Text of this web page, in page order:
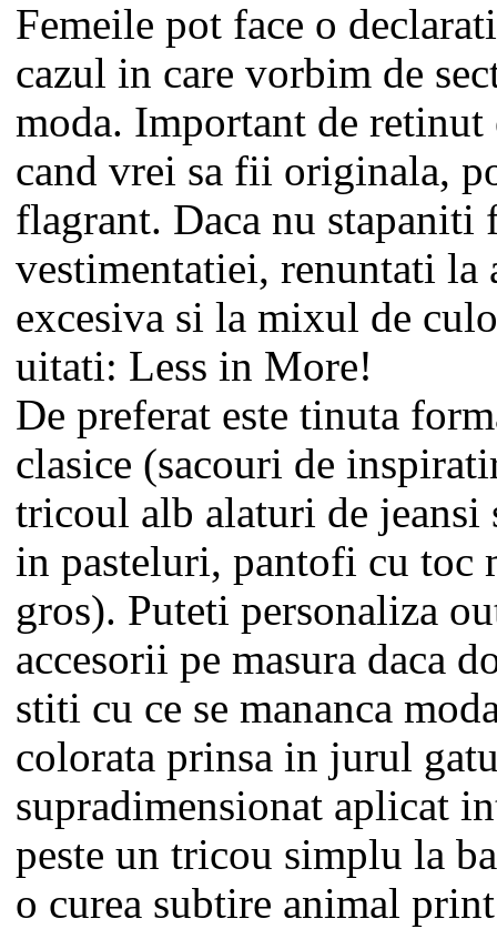
Femeile pot face o
cazul in care vorbim de
moda. Important de retinut
cand vrei sa fii originala,
flagrant. Daca nu stapaniti
vestimentatiei, renuntati la
excesiva si la mixul de
uitati: Less in More!
De preferat este tinuta
clasice (sacouri de
tricoul alb alaturi de
in pasteluri, pantofi cu toc
gros). Puteti personaliza
accesorii pe masura daca
stiti cu ce se mananca
colorata prinsa in jurul
supradimensionat aplicat
peste un tricou simplu la
o curea subtire animal